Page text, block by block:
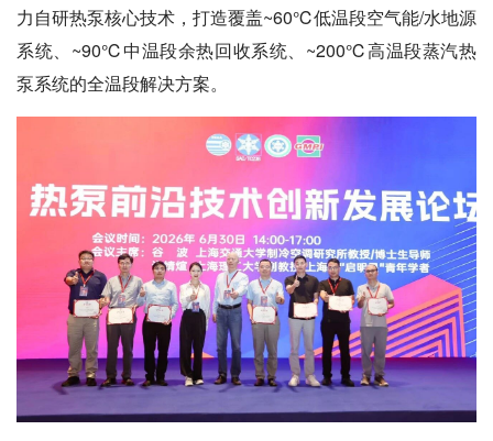
力自研热泵核心技术，打造覆盖~60℃低温段空气能/水地源
系统、~90℃中温段余热回收系统、~200℃高温段蒸汽热
泵系统的全温段解决方案。